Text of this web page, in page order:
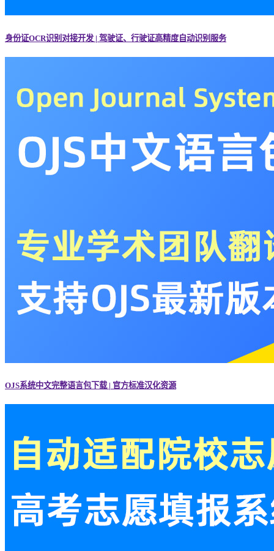
身份证OCR识别对接开发 | 驾驶证、行驶证高精度自动识别服务
OJS系统中文完整语言包下载 | 官方标准汉化资源